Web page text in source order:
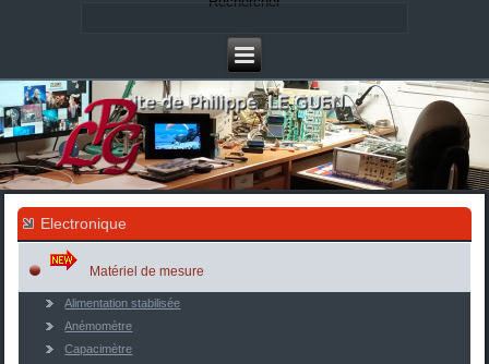
Electronique
Matériel de mesure
Alimentation stabilisée
Anémomètre
Capacimètre